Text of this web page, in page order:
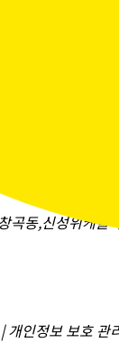
동,신성위케슬타
인정보 보호 관